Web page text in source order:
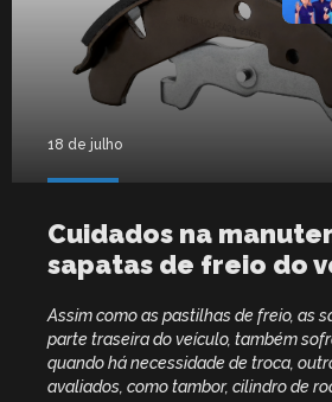
18 de julho
Cuidados na
sapatas de freio do
Assim como as pastilhas de freio, as
parte traseira do veículo, também
quando há necessidade de troca,
avaliados, como tambor, cilindro de